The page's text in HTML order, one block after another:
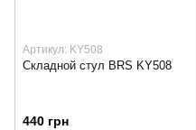
Артикул: KY508
Складной стул BRS KY508
440 грн